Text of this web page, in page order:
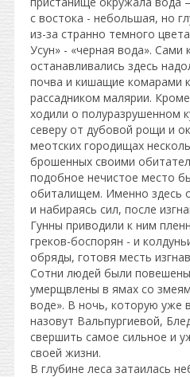
с востока - небольшая, но
из-за странно темного
Усун» - «черная вода». Сами
останавливались здесь
почва и кишащие комарами
рассадником малярии.
ходили о полуразрушенном
северу от дубовой рощи и
меотских городищах
брошенных своими
подобное нечистое место
обиталищем. Именно здесь
и набираясь сил, после
Гунны приводили к ним
греков-боспорян - и
обряды, готовя месть
Сотни людей были
умерщвлены в ямах со
воде». В ночь, которую уже
назовут Вальпургиевой,
свершить самое сильное и
своей жизни.
В глубине леса затаилась